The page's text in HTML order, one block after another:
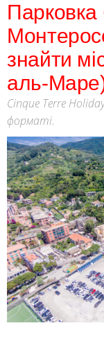
Парковка
знайти
аль-
Cinque Terre
форматі.